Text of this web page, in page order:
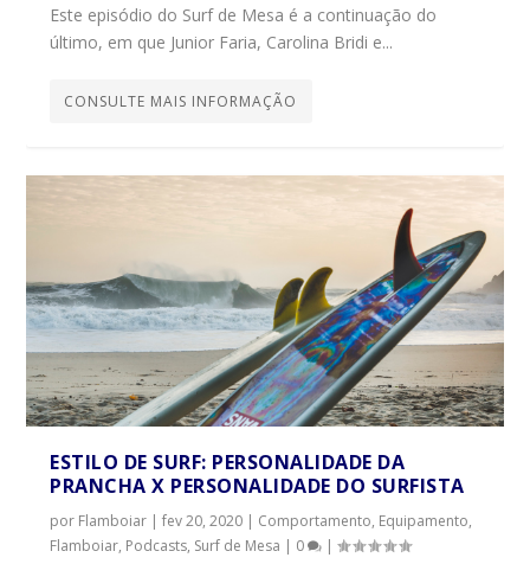
Este episódio do Surf de Mesa é a continuação do
último, em que Junior Faria, Carolina Bridi e...
CONSULTE MAIS INFORMAÇÃO
ESTILO DE SURF: PERSONALIDADE DA
PRANCHA X PERSONALIDADE DO SURFISTA
por Flamboiar |fev 20, 2020 | Comportamento, Equipamento,
Flamboiar, Podcasts, Surf de Mesa | 0 |